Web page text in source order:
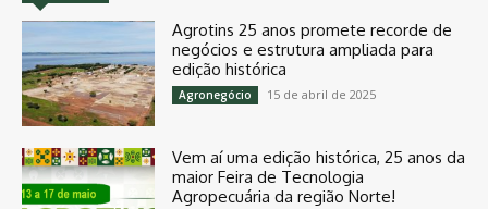
Agrotins 25 anos promete recorde de
negócios e estrutura ampliada para
edição histórica
Agronegócio 15 de abril de 2025
Vem aí uma edição histórica, 25 anos da
maior Feira de Tecnologia
Agropecuária da região Norte!